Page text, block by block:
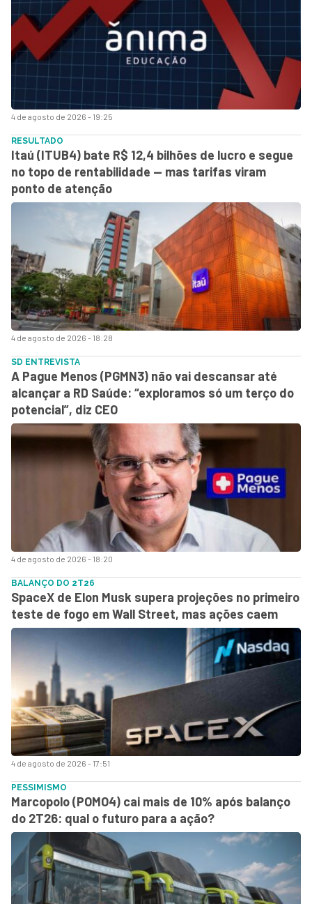
4 de agosto de 2026 - 19:25
4 de agosto de 2026 - 18:28
RESULTADO
Itaú (ITUB4) bate R$ 12,4 bilhões de lucro e segue
no topo de rentabilidade — mas tarifas viram
ponto de atenção
4 de agosto de 2026 - 18:20
SD ENTREVISTA
A Pague Menos (PGMN3) não vai descansar até
alcançar a RD Saúde: “exploramos só um terço do
potencial”, diz CEO
4 de agosto de 2026 - 17:51
BALANÇO DO 2T26
SpaceX de Elon Musk supera projeções no primeiro
teste de fogo em Wall Street, mas ações caem
PESSIMISMO
Marcopolo (POMO4) cai mais de 10% após balanço
do 2T26: qual o futuro para a ação?